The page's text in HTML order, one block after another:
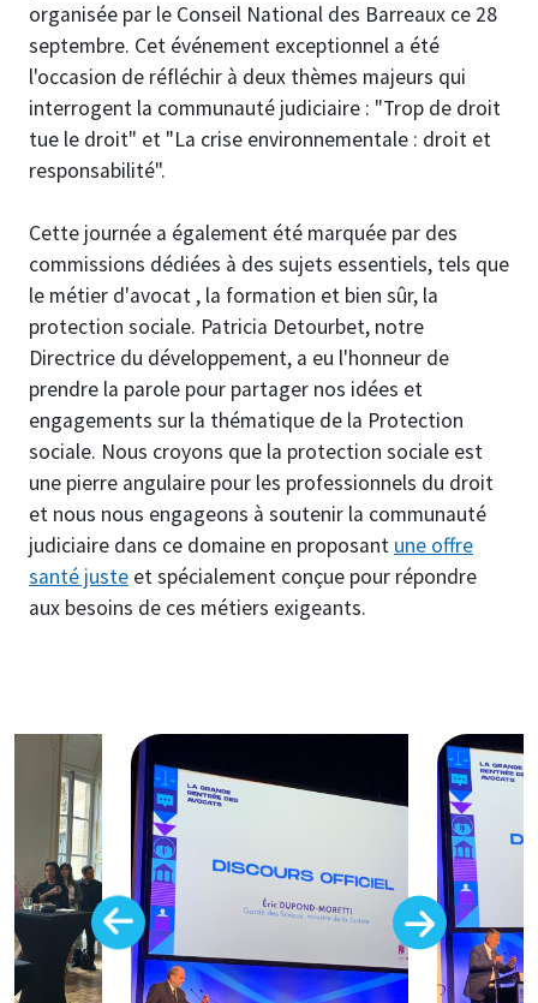
organisée par le Conseil National des Barreaux ce 28
septembre. Cet événement exceptionnel a été
l'occasion de réfléchir à deux thèmes majeurs qui
interrogent la communauté judiciaire : "Trop de droit
tue le droit" et "La crise environnementale : droit et
responsabilité".
Cette journée a également été marquée par des
commissions dédiées à des sujets essentiels, tels que
le métier d'avocat , la formation et bien sûr, la
protection sociale. Patricia Detourbet, notre
Directrice du développement, a eu l'honneur de
prendre la parole pour partager nos idées et
engagements sur la thématique de la Protection
sociale. Nous croyons que la protection sociale est
une pierre angulaire pour les professionnels du droit
et nous nous engageons à soutenir la communauté
judiciaire dans ce domaine en proposant une offre
santé juste et spécialement conçue pour répondre
aux besoins de ces métiers exigeants.
Image Image